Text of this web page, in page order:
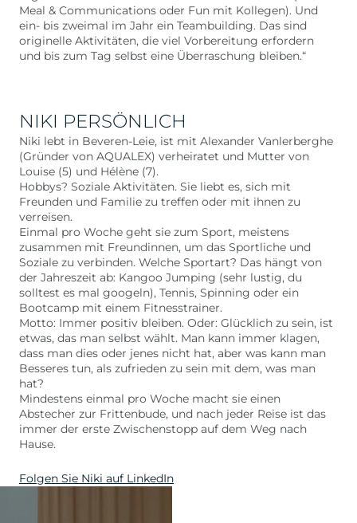
Meal & Communications oder Fun mit Kollegen). Und
ein- bis zweimal im Jahr ein Teambuilding. Das sind
originelle Aktivitäten, die viel Vorbereitung erfordern
und bis zum Tag selbst eine Überraschung bleiben.“
NIKI PERSÖNLICH
Niki lebt in Beveren-Leie, ist mit Alexander Vanlerberghe
(Gründer von AQUALEX) verheiratet und Mutter von
Louise (5) und Hélène (7).
Hobbys? Soziale Aktivitäten. Sie liebt es, sich mit
Freunden und Familie zu treffen oder mit ihnen zu
verreisen.
Einmal pro Woche geht sie zum Sport, meistens
zusammen mit Freundinnen, um das Sportliche und
Soziale zu verbinden. Welche Sportart? Das hängt von
der Jahreszeit ab: Kangoo Jumping (sehr lustig, du
solltest es mal googeln), Tennis, Spinning oder ein
Bootcamp mit einem Fitnesstrainer.
Motto: Immer positiv bleiben. Oder: Glücklich zu sein, ist
etwas, das man selbst wählt. Man kann immer klagen,
dass man dies oder jenes nicht hat, aber was kann man
Besseres tun, als zufrieden zu sein mit dem, was man
hat?
Mindestens einmal pro Woche macht sie einen
Abstecher zur Frittenbude, und nach jeder Reise ist das
immer der erste Zwischenstopp auf dem Weg nach
Hause.
Folgen Sie Niki auf LinkedIn